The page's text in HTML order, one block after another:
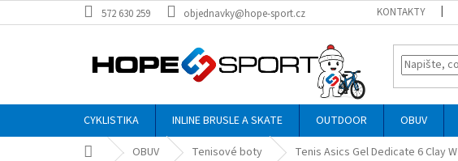
na
572 630 259 objednavky@hope-sport.cz KONTAKTY
CYKLISTIKA INLINE BRUSLE A SKATE OUTDOOR OBUV
Domů OBUV Tenisové boty Tenis Asics Gel Dedicate 6 Clay W